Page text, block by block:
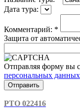
Дата тура:
Комментарий: *
Защита от
Отправляя форму вы
персональных данных
РТО 022416